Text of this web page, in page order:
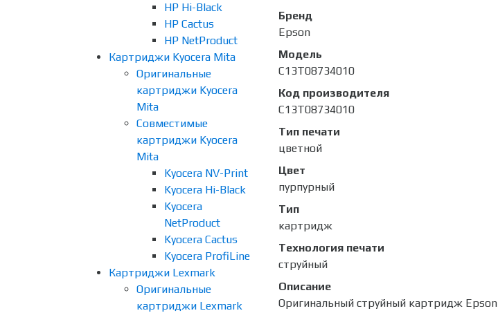
HP Hi-Black
HP Cactus
HP NetProduct
Картриджи Kyocera Mita
Оригинальные
картриджи Kyocera
Mita
Совместимые
картриджи Kyocera
Mita
Kyocera NV-Print
Kyocera Hi-Black
Kyocera
NetProduct
Kyocera Cactus
Kyocera ProfiLine
Картриджи Lexmark
Оригинальные
картриджи Lexmark
Бренд
Epson
Модель
C13T08734010
Код производителя
C13T08734010
Тип печати
цветной
Цвет
пурпурный
Тип
картридж
Технология печати
струйный
Описание
Оригинальный струйный картридж Epson